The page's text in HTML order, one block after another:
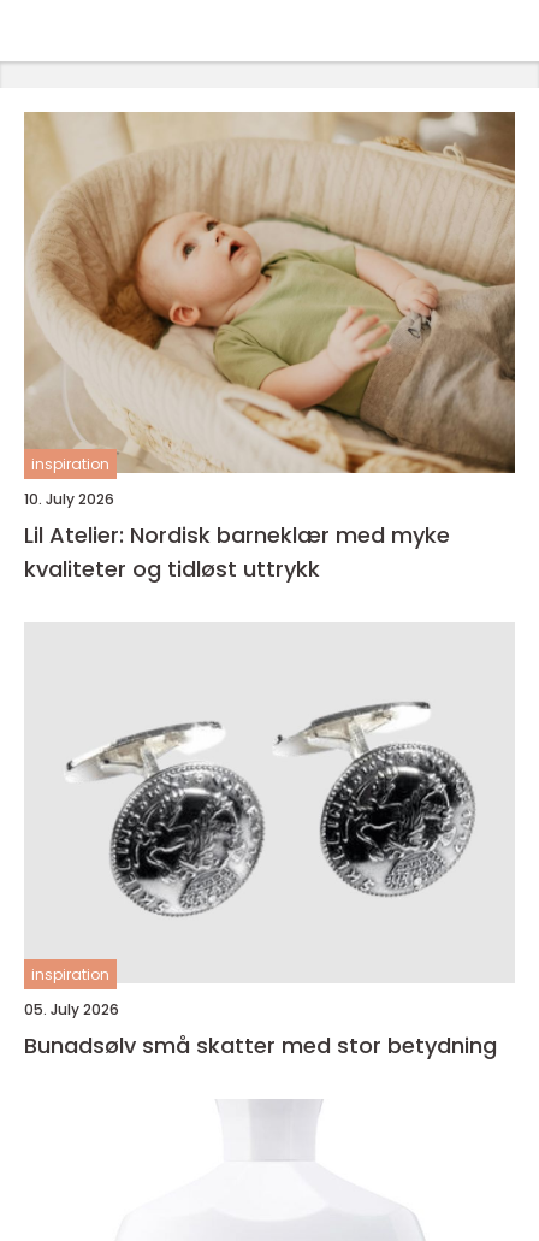
inspiration
10. July 2026
Lil Atelier: Nordisk barneklær med myke
kvaliteter og tidløst uttrykk
inspiration
05. July 2026
Bunadsølv små skatter med stor betydning